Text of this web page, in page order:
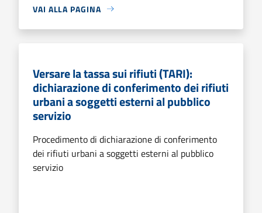
VAI ALLA PAGINA
Versare la tassa sui rifiuti (TARI):
dichiarazione di conferimento dei rifiuti
urbani a soggetti esterni al pubblico
servizio
Procedimento di dichiarazione di conferimento
dei rifiuti urbani a soggetti esterni al pubblico
servizio